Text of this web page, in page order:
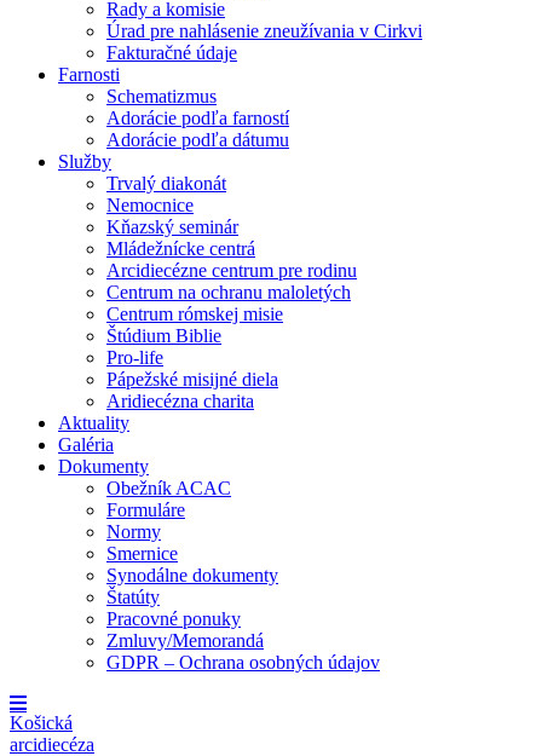
Rady a komisie
Úrad pre nahlásenie zneužívania v Cirkvi
Fakturačné údaje
Farnosti
Schematizmus
Adorácie podľa farností
Adorácie podľa dátumu
Služby
Trvalý diakonát
Nemocnice
Kňazský seminár
Mládežnícke centrá
Arcidiecézne centrum pre rodinu
Centrum na ochranu maloletých
Centrum rómskej misie
Štúdium Biblie
Pro-life
Pápežské misijné diela
Aridiecézna charita
Aktuality
Galéria
Dokumenty
Obežník ACAC
Formuláre
Normy
Smernice
Synodálne dokumenty
Štatúty
Pracovné ponuky
Zmluvy/Memorandá
GDPR – Ochrana osobných údajov
Košická
arcidiecéza